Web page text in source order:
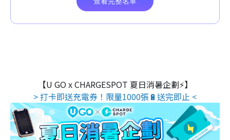
【U GO x CHARGESPOT 夏日消暑企劃⚡】
> 打卡即送充電券！限量1000張🔋送完即止 <